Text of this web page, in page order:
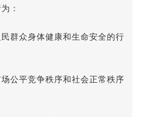
：
民群众身体健康和生命安全的行
场公平竞争秩序和社会正常秩序